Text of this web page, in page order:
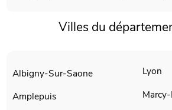
Villes du
Albigny-Sur-Saone
Amplepuis
Lyon